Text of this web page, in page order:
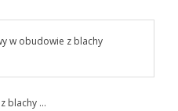
blachy ...